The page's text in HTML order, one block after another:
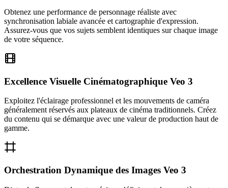
Obtenez une performance de personnage réaliste avec
synchronisation labiale avancée et cartographie d'expression.
Assurez-vous que vos sujets semblent identiques sur chaque image
de votre séquence.
Excellence Visuelle Cinématographique Veo 3
Exploitez l'éclairage professionnel et les mouvements de caméra
généralement réservés aux plateaux de cinéma traditionnels. Créez
du contenu qui se démarque avec une valeur de production haut de
gamme.
Orchestration Dynamique des Images Veo 3